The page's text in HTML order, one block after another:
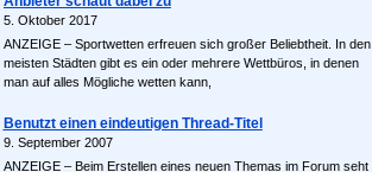
5. Oktober 2017
ANZEIGE – Sportwetten erfreuen sich großer Beliebtheit. In den
meisten Städten gibt es ein oder mehrere Wettbüros, in denen
man auf alles Mögliche wetten kann,
Benutzt einen eindeutigen Thread-Titel
9. September 2007
ANZEIGE – Beim Erstellen eines neuen Themas im Forum seht